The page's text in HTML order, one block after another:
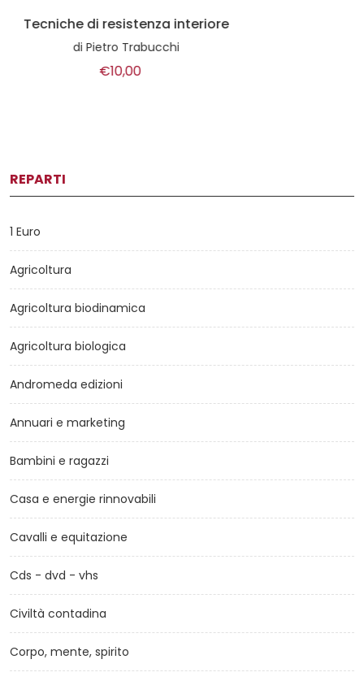
L'imbroglio nella zuppa
diHans - Hulrich Grimm
REPARTI
1 Euro
Agricoltura
Agricoltura biodinamica
Agricoltura biologica
Andromeda edizioni
Annuari e marketing
Bambini e ragazzi
Casa e energie rinnovabili
Cavalli e equitazione
Cds - dvd - vhs
Civiltà contadina
Corpo, mente, spirito